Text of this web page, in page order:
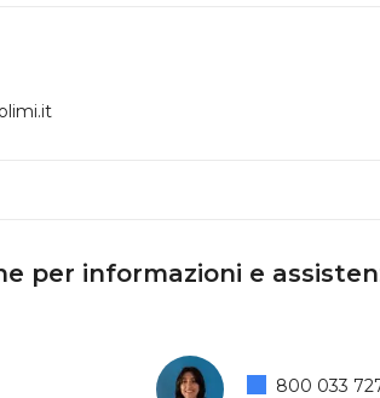
per informazioni e
800 033